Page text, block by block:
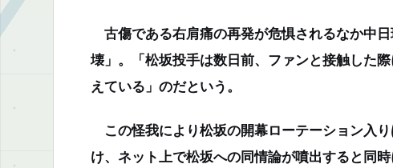
古傷である右肩痛の再発が危惧されるなか中
壊」。「松坂投手は数日前、ファンと接触した
えている」のだという。
この怪我により松坂の開幕ローテーション入
け、ネット上で松坂への同情論が噴出すると同